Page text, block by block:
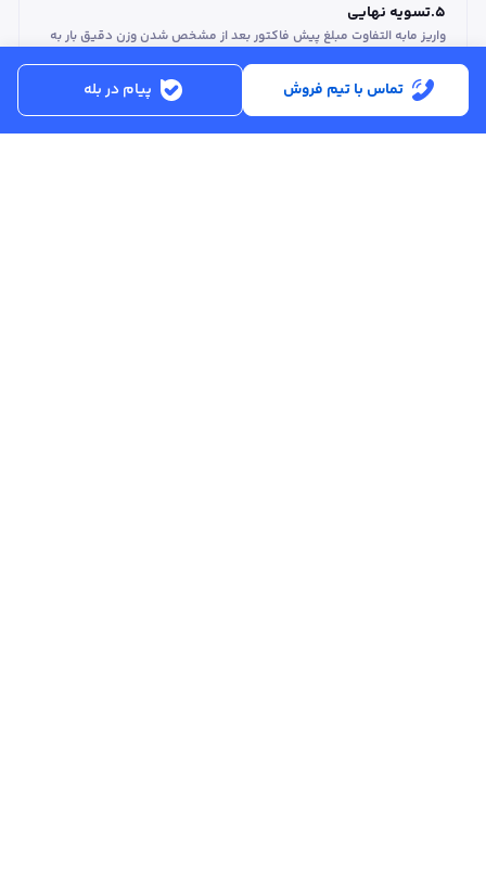
5
.تسویه نهایی
واریز مابه التفاوت مبلغ پیش فاکتور بعد از مشخص شدن وزن دقیق بار به
حساب مشتری
تماس با تیم فروش پیام در بله